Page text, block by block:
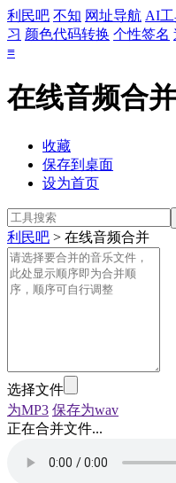
利民吧 不知 网址导航 AI
习 颜色代码转换 个性签名
≡
在线音频合并
收藏
保存到桌面
设为首页
利民吧 > 在线音频合并
选择文件
为MP3 保存为wav
正在合并文件...